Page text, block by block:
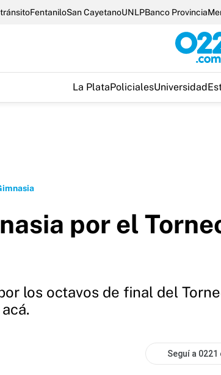
FentaniloSan CayetanoUNLPBanco Provincia
La PlataPolicialesUniversidad
por el
los octavos de final del
Seguí a 0221